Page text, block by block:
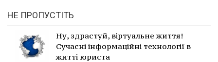
НЕ ПРОПУСТІТЬ
Ну, здрастуй, віртуальне життя!
Сучасні інформаційні технології в
житті юриста